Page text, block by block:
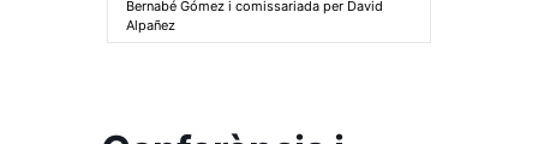
Bernabé Gómez i comissariada per David
Alpañez